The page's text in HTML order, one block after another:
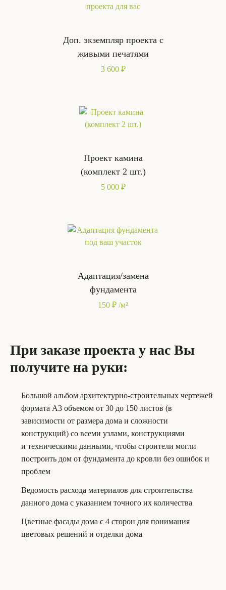
Доп. экземпляр проекта с
живыми печатями
3 600 ₽
Проект камина
(комплект 2 шт.)
5 000 ₽
Адаптация/замена
фундамента
150 ₽ /м²
При заказе проекта у нас Вы
получите на руки:
Большой альбом архитектурно-строительных чертежей
формата А3 объемом от 30 до 150 листов (в
зависимости от размера дома и сложности
конструкций) со всеми узлами, конструкциями
и техническими данными, чтобы строители могли
построить дом от фундамента до кровли без ошибок и
проблем
Ведомость расхода материалов для строительства
данного дома с указанием точного их количества
Цветные фасады дома с 4 сторон для понимания
цветовых решений и отделки дома